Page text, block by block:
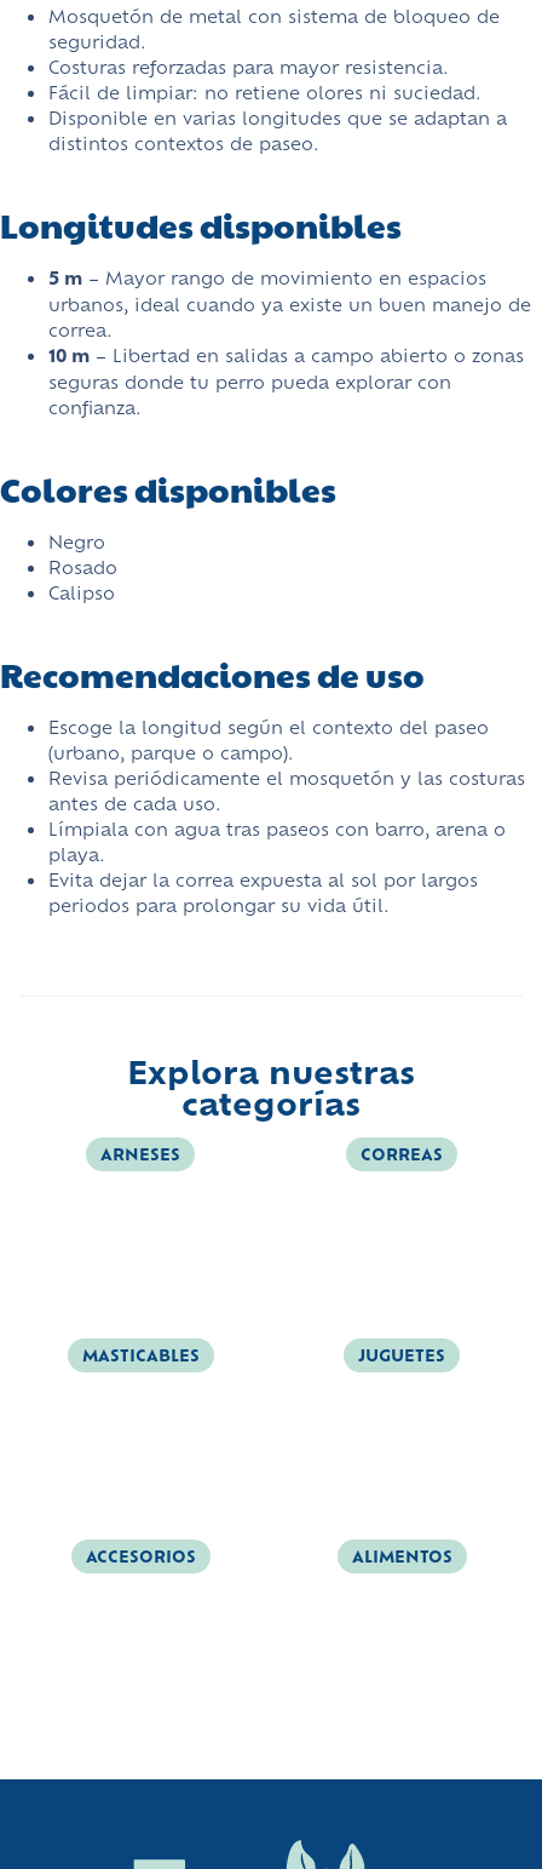
Mosquetón de metal con sistema de bloqueo de
seguridad.
Costuras reforzadas para mayor resistencia.
Fácil de limpiar: no retiene olores ni suciedad.
Disponible en varias longitudes que se adaptan a
distintos contextos de paseo.
Longitudes disponibles
5 m – Mayor rango de movimiento en espacios
urbanos, ideal cuando ya existe un buen manejo de
correa.
10 m – Libertad en salidas a campo abierto o zonas
seguras donde tu perro pueda explorar con
confianza.
Colores disponibles
Negro
Rosado
Calipso
Recomendaciones de uso
Escoge la longitud según el contexto del paseo
(urbano, parque o campo).
Revisa periódicamente el mosquetón y las costuras
antes de cada uso.
Límpiala con agua tras paseos con barro, arena o
playa.
Evita dejar la correa expuesta al sol por largos
periodos para prolongar su vida útil.
Explora nuestras
categorías
ARNESES CORREAS
MASTICABLES JUGUETES
ACCESORIOS ALIMENTOS